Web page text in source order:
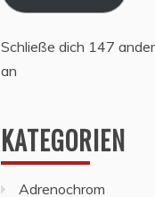
Schließe dich 147
an
KATEGORIEN
Adrenochrom